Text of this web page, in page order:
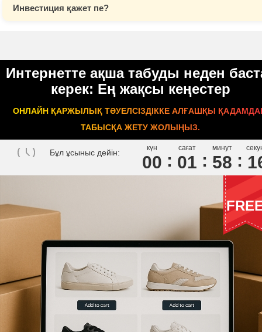
Инвестиция қажет пе?
Интернетте ақша табуды неден
керек: Ең жақсы кеңестер
ОНЛАЙН ҚАРЖЫЛЫҚ ТӘУЕЛСІЗДІККЕ АЛҒАШҚЫ
ТАБЫСҚА ЖЕТУ ЖОЛЫҢЫЗ.
Бұл ұсыныс дейін: күн
00
сағат
01
минут
58 1